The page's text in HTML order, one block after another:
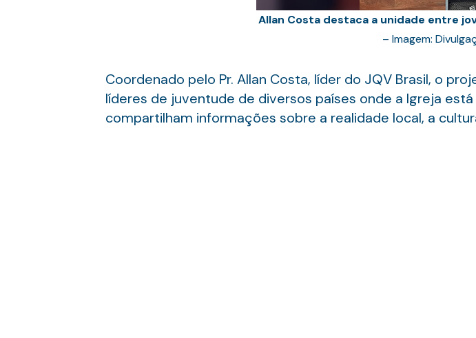
Allan Costa destaca a unidade entre
– Imagem:
Coordenado pelo Pr. Allan Costa, líder do JQV Brasil, o
líderes de juventude de diversos países onde a Igreja
compartilham informações sobre a realidade local, a